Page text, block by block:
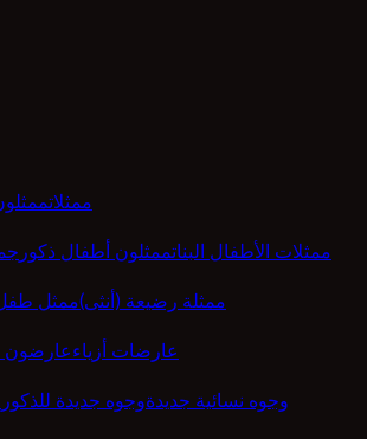
ممثلات
ممثلات الأطفال البناتممثلون أطفال ذكور
ممثلة رضيعة (أنثى)ممثل
عارضات أزياءعارضون
وجوه نسائية جديدةوجوه جديدة للذكور